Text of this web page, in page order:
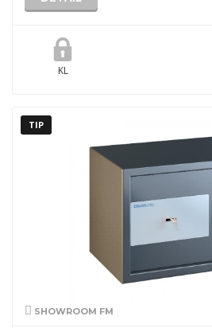
KL
SHOWROOM FM
TIP